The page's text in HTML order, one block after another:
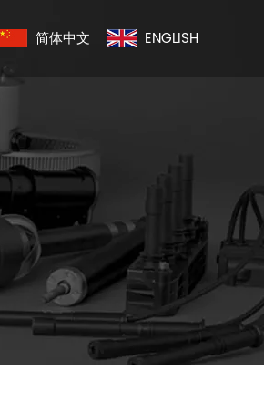
简体中文 ENGLISH